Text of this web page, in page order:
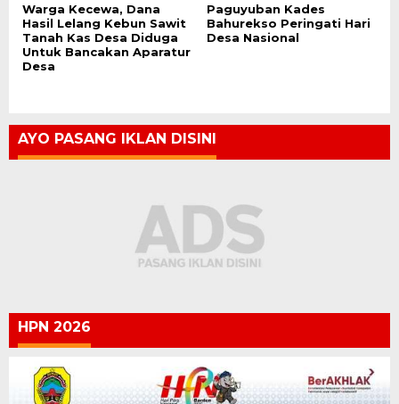
Warga Kecewa, Dana
Hasil Lelang Kebun Sawit
Tanah Kas Desa Diduga
Untuk Bancakan Aparatur
Desa
Paguyuban Kades
Bahurekso Peringati Hari
Desa Nasional
AYO PASANG IKLAN DISINI
HPN 2026